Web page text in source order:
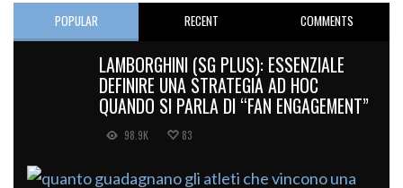
POPULAR RECENT COMMENTS
LAMBORGHINI (SG PLUS): ESSENZIALE
DEFINIRE UNA STRATEGIA AD HOC
QUANDO SI PARLA DI “FAN ENGAGEMENT”
98.9K 83